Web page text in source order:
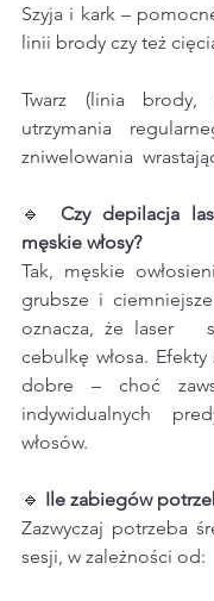
Szyja i kark –
linii brody czy też
Twarz (linia
utrzymania
zniwelowania
🔹 Czy depilacja
męskie włosy?
Tak, męskie
grubsze i
oznacza, że laser
cebulkę włosa.
dobre – choć
indywidualnych
włosów.
🔹 Ile zabiegów
Zazwyczaj potrzeba
sesji, w zależności od: